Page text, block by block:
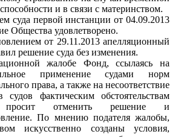
и в связи с материнством.
суда первой инстанции от 04.09.2013
Общества удовлетворено.
от 29.11.2013 апелляционный
решение суда без изменения.
жалобе Фонд, ссылаясь на
применение судами норм
права, а также на несоответствие
судов фактическим обстоятельствам
просит отменить решение и
По мнению подателя жалобы,
искусственно созданы условия,